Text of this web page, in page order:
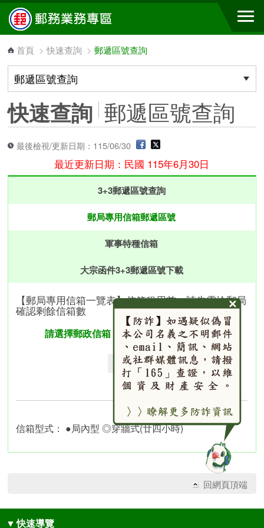
跳到主要內容區塊
首頁 >快速查詢 >郵遞區號查詢
快速查詢 郵遞區號查詢
最後檢視/更新日期：115/06/30
最近更新日期：民國 115年6月30日
3+3郵遞區號查詢
郵局專用信箱郵遞區號
軍事特種信箱
大宗函件3+3郵遞區號下載
【郵局專用信箱一覽表】信箱租用前，請先電洽郵局
確認剩餘信箱數
請選擇郵政信箱
信箱型式： ●局內型 ◎穿牆式(廿四小時)
回網頁頂端
▼ 快速導覽